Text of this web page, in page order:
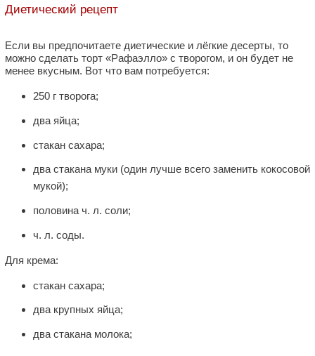
Диетический рецепт
Если вы предпочитаете диетические и лёгкие десерты, то
можно сделать торт «Рафаэлло» с творогом, и он будет не
менее вкусным. Вот что вам потребуется:
250 г творога;
два яйца;
стакан сахара;
два стакана муки (один лучше всего заменить кокосовой
мукой);
половина ч. л. соли;
ч. л. соды.
Для крема:
стакан сахара;
два крупных яйца;
два стакана молока;